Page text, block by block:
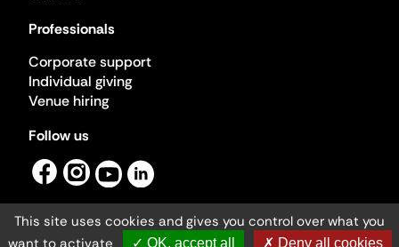
Professionals
Corporate support
Individual giving
Venue hiring
Follow us
This site uses cookies and gives you control over what you
want to activate
✓ OK, accept all ✗ Deny all cookies